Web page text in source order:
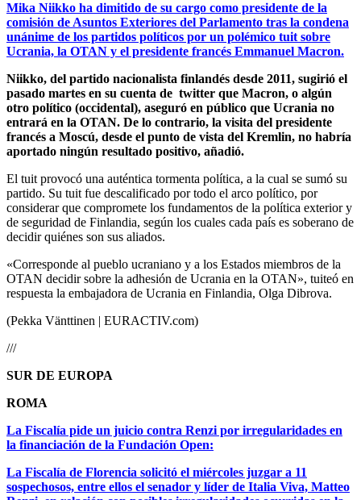
Mika Niikko ha dimitido de su cargo como presidente de la
comisión de Asuntos Exteriores del Parlamento tras la condena
unánime de los partidos políticos por un polémico tuit sobre
Ucrania, la OTAN y el presidente francés Emmanuel Macron.
Niikko, del partido nacionalista finlandés desde 2011, sugirió el
pasado martes en su cuenta de twitter que Macron, o algún
otro político (occidental), aseguró en público que Ucrania no
entrará en la OTAN. De lo contrario, la visita del presidente
francés a Moscú, desde el punto de vista del Kremlin, no habría
aportado ningún resultado positivo, añadió.
El tuit provocó una auténtica tormenta política, a la cual se sumó su
partido. Su tuit fue descalificado por todo el arco político, por
considerar que compromete los fundamentos de la política exterior y
de seguridad de Finlandia, según los cuales cada país es soberano de
decidir quiénes son sus aliados.
«Corresponde al pueblo ucraniano y a los Estados miembros de la
OTAN decidir sobre la adhesión de Ucrania en la OTAN», tuiteó en
respuesta la embajadora de Ucrania en Finlandia, Olga Dibrova.
(Pekka Vänttinen | EURACTIV.com)
///
SUR DE EUROPA
ROMA
La Fiscalía pide un juicio contra Renzi por irregularidades en
la financiación de la Fundación Open:
La Fiscalía de Florencia solicitó el miércoles juzgar a 11
sospechosos, entre ellos el senador y líder de Italia Viva, Matteo